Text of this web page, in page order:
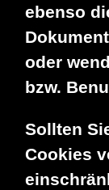
ebenso
oder
bzw.
Sollten
Cookies